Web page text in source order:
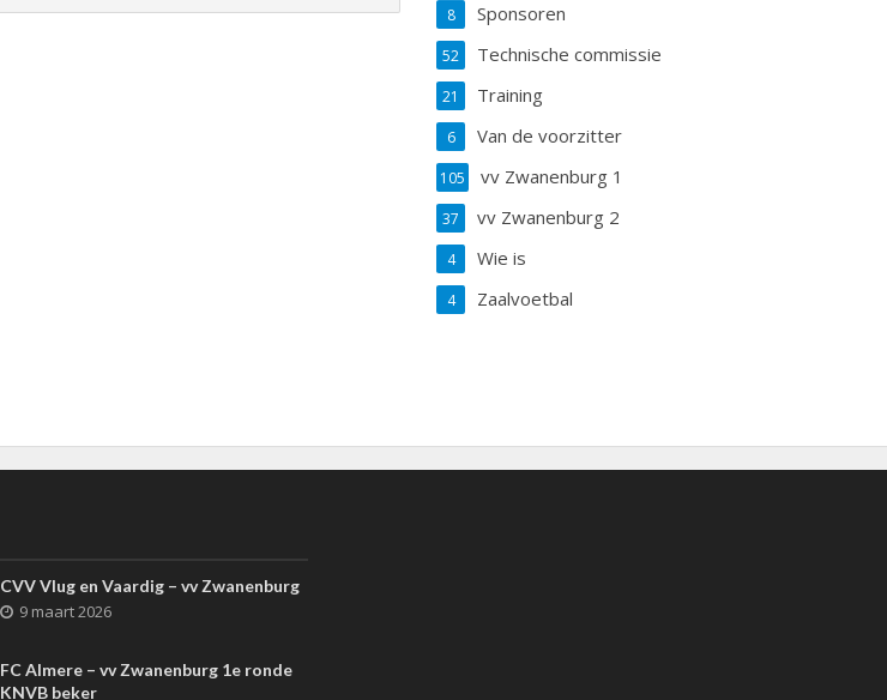
Sponsoren
8
Technische commissie
52
Training
21
Van de voorzitter
6
vv Zwanenburg 1
105
vv Zwanenburg 2
37
Wie is
4
Zaalvoetbal
4
CVV Vlug en Vaardig – vv Zwanenburg
9 maart 2026
FC Almere – vv Zwanenburg 1e ronde
KNVB beker